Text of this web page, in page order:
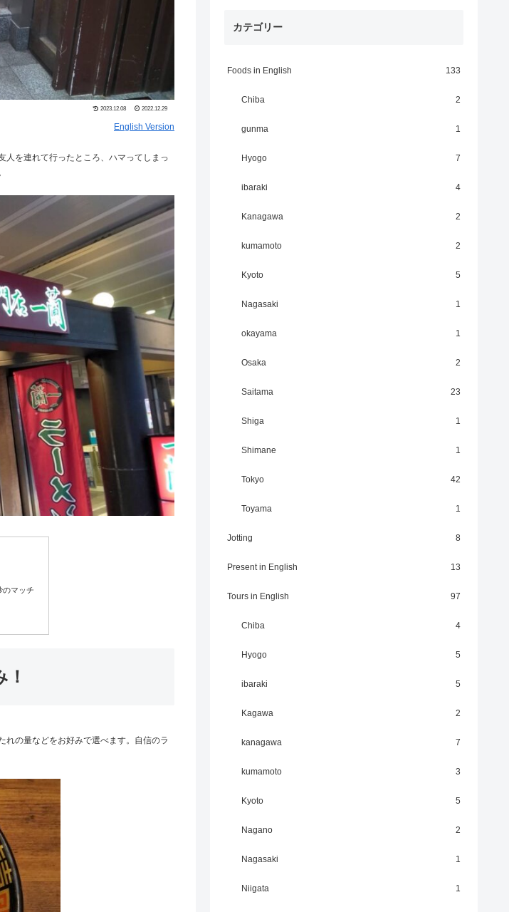
2023.12.08 2022.12.29
English Version
人を連れて行ったところ、ハマってしまっ
のマッチ
れの量などをお好みで選べます。自信のラ
カテゴリー
Foods in English 133
Chiba 2
gunma 1
Hyogo 7
ibaraki 4
Kanagawa 2
kumamoto 2
Kyoto 5
Nagasaki 1
okayama 1
Osaka 2
Saitama 23
Shiga 1
Shimane 1
Tokyo 42
Toyama 1
Jotting 8
Present in English 13
Tours in English 97
Chiba 4
Hyogo 5
ibaraki 5
Kagawa 2
kanagawa 7
kumamoto 3
Kyoto 5
Nagano 2
Nagasaki 1
Niigata 1